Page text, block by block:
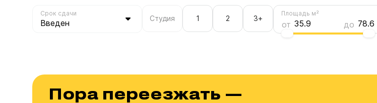
Срок сдачи
Студия 1 2 3+
Площадь м²
от 35.9 до 78.6
Пора переезжать —